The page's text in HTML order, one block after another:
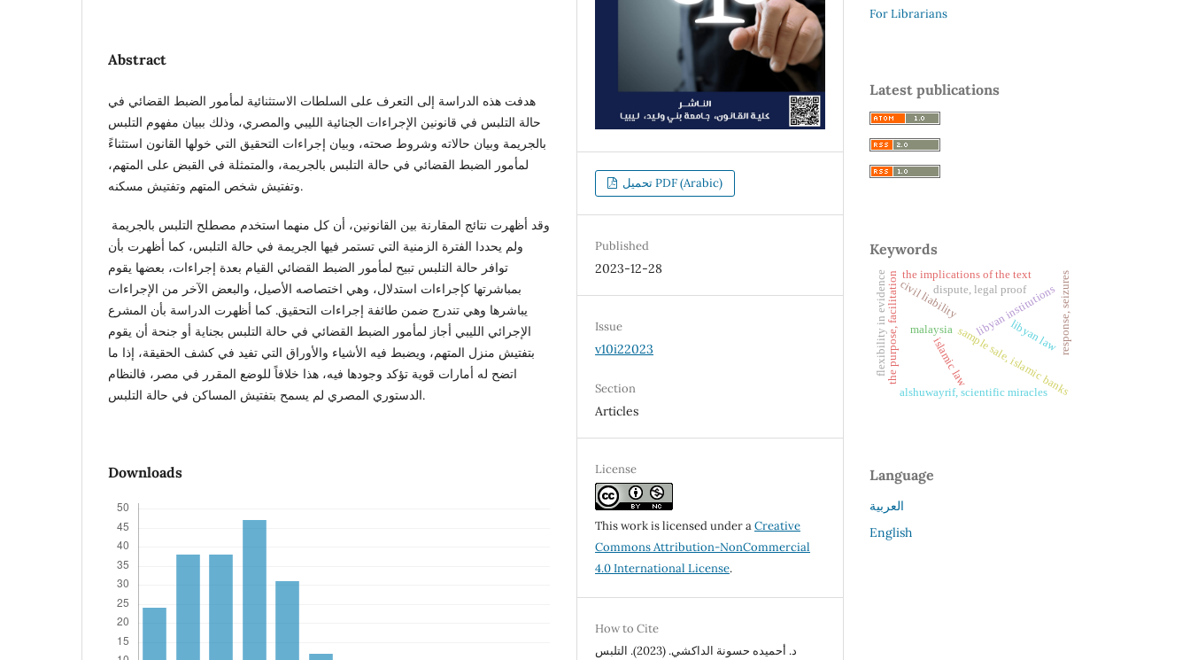
Abstract
هدفت هذه الدراسة إلى التعرف على السلطات الاستثنائية لمأمور الضبط القضائي في
حالة التلبس في قانونين الإجراءات الجنائية الليبي والمصري، وذلك ببيان مفهوم التلبس
بالجريمة وبيان حالاته وشروط صحته، وبيان إجراءات التحقيق التي خولها القانون استثناءً
لمأمور الضبط القضائي في حالة التلبس بالجريمة، والمتمثلة في القبض على المتهم،
وتفتيش شخص المتهم وتفتيش مسكنه.
ولم يحددا الفترة الزمنية التي تستمر فيها الجريمة في حالة التلبس، كما أظهرت بأن
توافر حالة التلبس تبيح لمأمور الضبط القضائي القيام بعدة إجراءات، بعضها يقوم
بمباشرتها كإجراءات استدلال، وهي اختصاصه الأصيل، والبعض الآخر من الإجراءات
يباشرها وهي تندرج ضمن طائفة إجراءات التحقيق. كما أظهرت الدراسة بأن المشرع
الإجرائي الليبي أجاز لمأمور الضبط القضائي في حالة التلبس بجناية أو جنحة أن يقوم
بتفتيش منزل المتهم، ويضبط فيه الأشياء والأوراق التي تفيد في كشف الحقيقة، إذا ما
اتضح له أمارات قوية تؤكد وجودها فيه، هذا خلافاً للوضع المقرر في مصر، فالنظام
الدستوري المصري لم يسمح بتفتيش المساكن في حالة التلبس.
Downloads
تحميل PDF (Arabic)
Published
2023-12-28
Issue
v10i22023
Section
Articles
License
This work is licensed under aCreative
Commons Attribution-NonCommercial
4.0 International License.
How to Cite
د. أحميده حسونة الداكشي. (2023). التلبس
For Librarians
Latest publications
Keywords
sample sale, islamic banks
malaysia libyan institutions
the purpose, facilitation islamic law
civil liability response, seizures
libyan law
dispute, legal proof
flexibility in evidence the implications of the text
alshuwayrif, scientific miracles
Language
العربية
English